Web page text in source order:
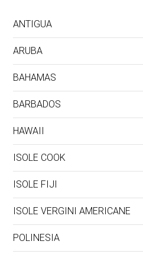
ANTIGUA
ARUBA
BAHAMAS
BARBADOS
HAWAII
ISOLE COOK
ISOLE FIJI
ISOLE VERGINI AMERICANE
POLINESIA